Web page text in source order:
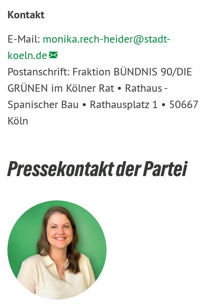
Kontakt
E-Mail: monika.rech-heider@stadt-
koeln.de
Postanschrift: Fraktion BÜNDNIS 90/DIE
GRÜNEN im Kölner Rat • Rathaus -
Spanischer Bau • Rathausplatz 1 • 50667
Köln
Pressekontakt der Partei